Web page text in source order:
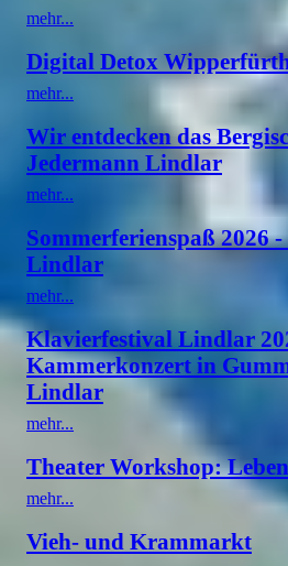
mehr...
Digital Detox
mehr...
Wir entdecken das
Jedermann Lindlar
mehr...
Sommerferienspaß 2026
Lindlar
mehr...
Klavierfestival Lindlar
Kammerkonzert in
Lindlar
mehr...
Theater Workshop:
mehr...
Vieh- und Krammarkt